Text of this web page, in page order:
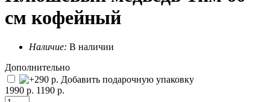
см кофейный
Наличие: В наличии
Дополнительно
Добавить подарочную упаковку
1990 р. 1190 р.